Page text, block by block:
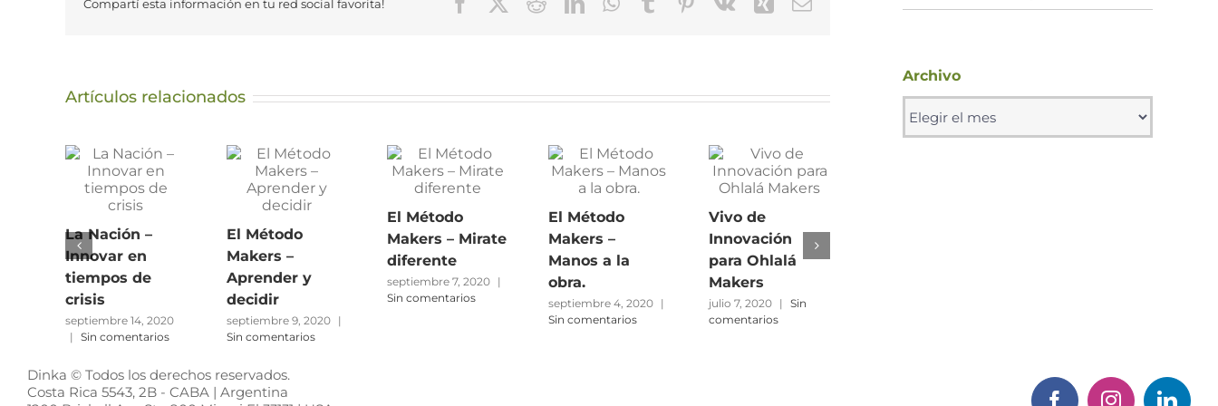
Compartí esta información en tu red social favorita!
Artículos relacionados
La Nación –
Innovar en
tiempos de
crisis
septiembre 14, 2020
|
Sin comentarios
El Método
Makers –
Aprender y
decidir
septiembre 9, 2020
|
Sin comentarios
El Método
Makers – Mirate
diferente
septiembre 7, 2020 |
Sin comentarios
El Método
Makers –
Manos a la
obra.
septiembre 4, 2020
|
Sin comentarios
Vivo de
Innovación
para Ohlalá
Makers
julio 7, 2020 |
Sin
comentarios
Archivo
Archivo
Dinka © Todos los derechos reservados.
Costa Rica 5543, 2B - CABA | Argentina